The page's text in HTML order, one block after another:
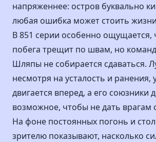
напряженнее: остров буквально
любая ошибка может стоить
В 851 серии особенно ощущается,
побега трещит по швам, но
Шляпы не собирается сдаваться.
несмотря на усталость и ранения,
двигается вперед, а его союзники
возможное, чтобы не дать врагам
На фоне постоянных погонь и
зрителю показывают, насколько